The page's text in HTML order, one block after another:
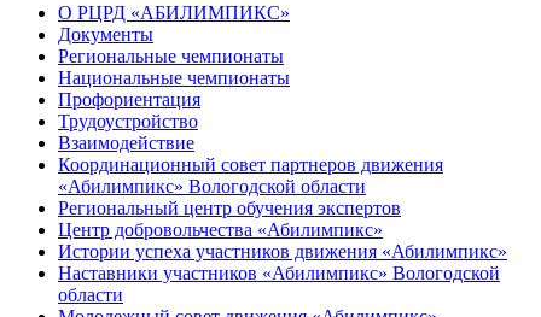
О РЦРД «АБИЛИМПИКС»
Документы
Региональные чемпионаты
Национальные чемпионаты
Профориентация
Трудоустройство
Взаимодействие
Координационный совет партнеров движения
«Абилимпикс» Вологодской области
Региональный центр обучения экспертов
Центр добровольчества «Абилимпикс»
Истории успеха участников движения «Абилимпикс»
Наставники участников «Абилимпикс» Вологодской
области